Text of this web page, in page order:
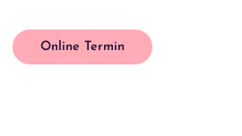
Online Termin